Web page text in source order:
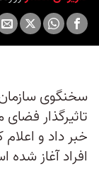
سخنگوی سازمان
تاثیرگذار
خبر داد و
افراد آغاز شده